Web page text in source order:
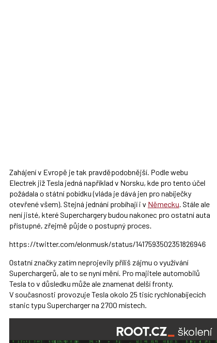
Zahájení v Evropě je tak pravděpodobnější. Podle webu
Electrek již Tesla jedná například v Norsku, kde pro tento účel
požádala o státní pobídku (vláda je dává jen pro nabíječky
otevřené všem). Stejná jednání probíhají i v Německu . Stále ale
není jisté, které Superchargery budou nakonec pro ostatní auta
přístupné, zřejmě půjde o postupný proces.
https://twitter.com/elonmus­k/status/1417593502351826946
Ostatní značky zatím neprojevily příliš zájmu o využívání
Superchargerů, ale to se nyní mění. Pro majitele automobilů
Tesla to v důsledku může ale znamenat delší fronty.
V současnosti provozuje Tesla okolo 25 tisíc rychlonabíjecích
stanic typu Supercharger na 2700 místech.